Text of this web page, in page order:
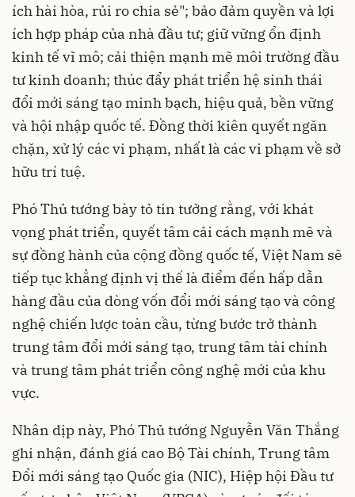
ích hài hòa, rủi ro chia sẻ"; bảo đảm quyền và lợi
ích hợp pháp của nhà đầu tư; giữ vững ổn định
kinh tế vĩ mô; cải thiện mạnh mẽ môi trường đầu
tư kinh doanh; thúc đẩy phát triển hệ sinh thái
đổi mới sáng tạo minh bạch, hiệu quả, bền vững
và hội nhập quốc tế. Đồng thời kiên quyết ngăn
chặn, xử lý các vi phạm, nhất là các vi phạm về sở
hữu trí tuệ.
Phó Thủ tướng bày tỏ tin tưởng rằng, với khát
vọng phát triển, quyết tâm cải cách mạnh mẽ và
sự đồng hành của cộng đồng quốc tế, Việt Nam sẽ
tiếp tục khẳng định vị thế là điểm đến hấp dẫn
hàng đầu của dòng vốn đổi mới sáng tạo và công
nghệ chiến lược toàn cầu, từng bước trở thành
trung tâm đổi mới sáng tạo, trung tâm tài chính
và trung tâm phát triển công nghệ mới của khu
vực.
Nhân dịp này, Phó Thủ tướng Nguyễn Văn Thắng
ghi nhận, đánh giá cao Bộ Tài chính, Trung tâm
Đổi mới sáng tạo Quốc gia (NIC), Hiệp hội Đầu tư